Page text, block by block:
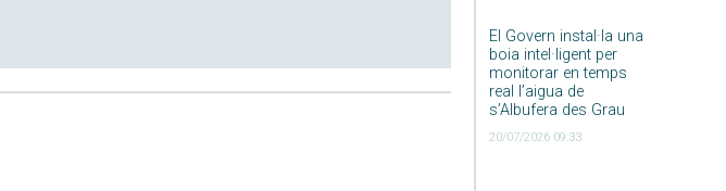
El Govern instal·la una
boia intel·ligent per
monitorar en temps
real l’aigua de
s’Albufera des Grau
20/07/2026 09:33